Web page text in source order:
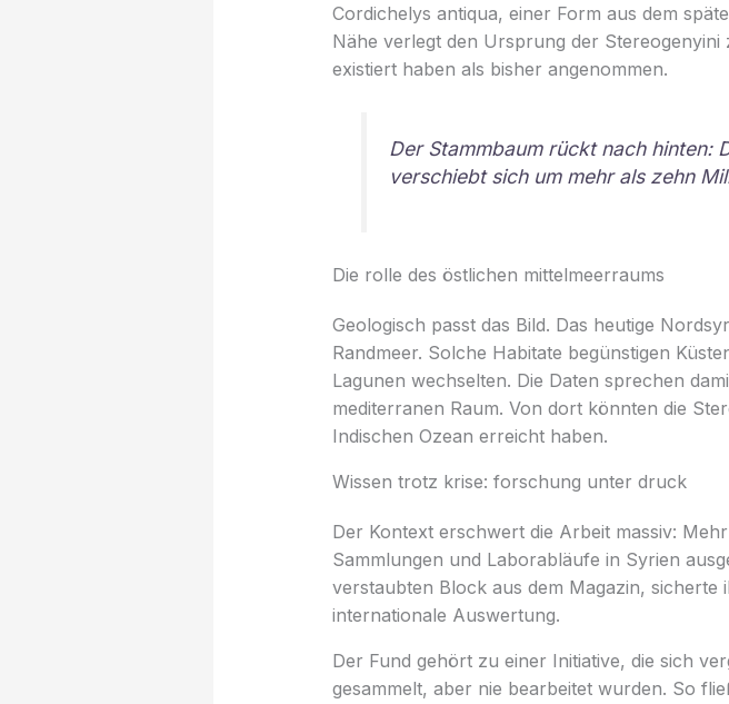
Cordichelys antiqua, einer Form aus dem
Nähe verlegt den Ursprung der
existiert haben als bisher angenommen.
Der Stammbaum rückt nach hinten:
verschiebt sich um mehr als zehn
Die rolle des östlichen mittelmeerraums
Geologisch passt das Bild. Das heutige
Randmeer. Solche Habitate begünstigen
Lagunen wechselten. Die Daten sprechen
mediterranen Raum. Von dort könnten die
Indischen Ozean erreicht haben.
Wissen trotz krise: forschung unter druck
Der Kontext erschwert die Arbeit massiv:
Sammlungen und Laborabläufe in Syrien
verstaubten Block aus dem Magazin,
internationale Auswertung.
Der Fund gehört zu einer Initiative, die sich
gesammelt, aber nie bearbeitet wurden. So